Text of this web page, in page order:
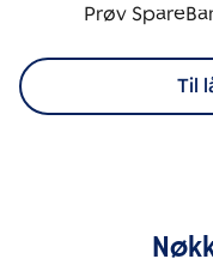
Prøv
Til